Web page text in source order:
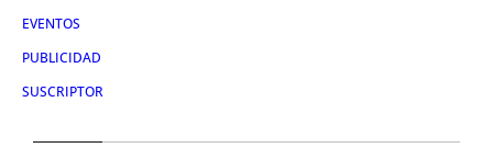
EVENTOS
PUBLICIDAD
SUSCRIPTOR